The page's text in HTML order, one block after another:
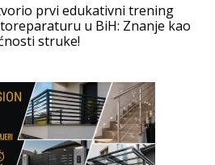
prvi edukativni trening
u BiH: Znanje kao
struke!